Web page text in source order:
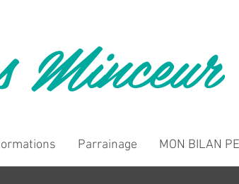
Minceur
Parrainage MON BILAN